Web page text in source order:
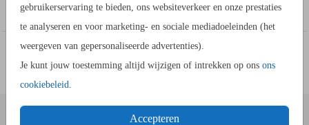
gebruikerservaring te bieden, ons websiteverkeer en onze prestaties
te analyseren en voor marketing- en sociale mediadoeleinden (het
weergeven van gepersonaliseerde advertenties).
Je kunt jouw toestemming altijd wijzigen of intrekken op ons ons
cookiebeleid.
Accepteren